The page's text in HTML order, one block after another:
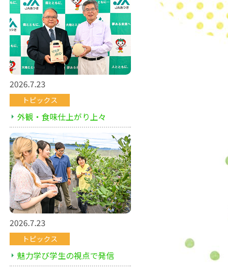
2026.7.23
トピックス
外観・食味仕上がり上々
2026.7.23
トピックス
魅力学び学生の視点で発信